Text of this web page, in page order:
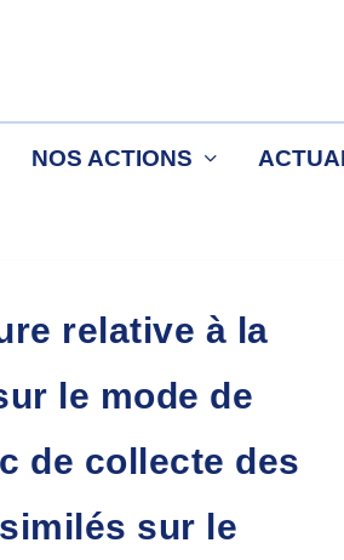
NOS ACTIONS
relative à la
le mode de
de collecte des
sur le